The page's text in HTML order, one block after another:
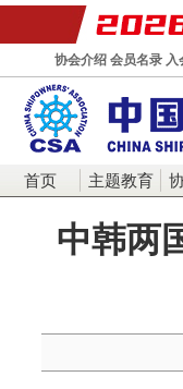
协会介绍 会员名录 入
首页 主题教育
中韩两